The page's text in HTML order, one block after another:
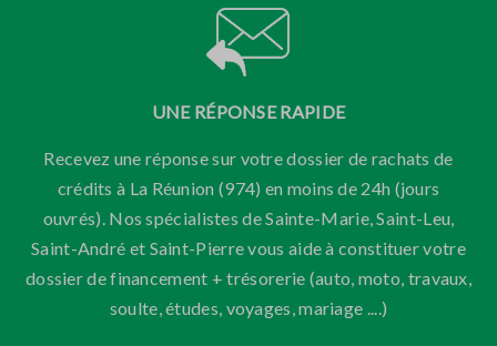
UNE RÉPONSE RAPIDE
Recevez une réponse sur votre dossier de rachats de
crédits à La Réunion (974) en moins de 24h (jours
ouvrés). Nos spécialistes de Sainte-Marie, Saint-Leu,
Saint-André et Saint-Pierre vous aide à constituer votre
dossier de financement + trésorerie (auto, moto, travaux,
soulte, études, voyages, mariage ....)